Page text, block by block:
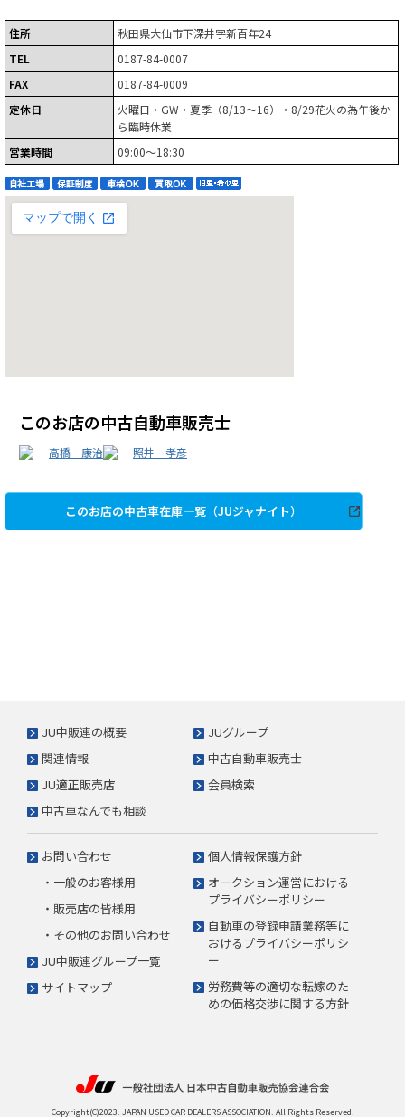
住所
秋田県大仙市下深井字新百年24
TEL
0187-84-0007
FAX
0187-84-0009
定休日
火曜日・GW・夏季（8/13～16）・8/29花火の為午後か
ら臨時休業
営業時間
09:00～18:30
このお店の中古自動車販売士
高橋 康治 照井 孝彦
このお店の中古車在庫一覧（JUジャナイト）
JU中販連の概要
JUグループ
関連情報
中古自動車販売士
JU適正販売店
会員検索
中古車なんでも相談
お問い合わせ
・一般のお客様用
・販売店の皆様用
・その他のお問い合わせ
JU中販連グループ一覧
サイトマップ
個人情報保護方針
オークション運営における
プライバシーポリシー
自動車の登録申請業務等に
おけるプライバシーポリシ
ー
労務費等の適切な転嫁のた
めの価格交渉に関する方針
Copyright(C)2023. JAPAN USED CAR DEALERS ASSOCIATION. All Rights Reserved.